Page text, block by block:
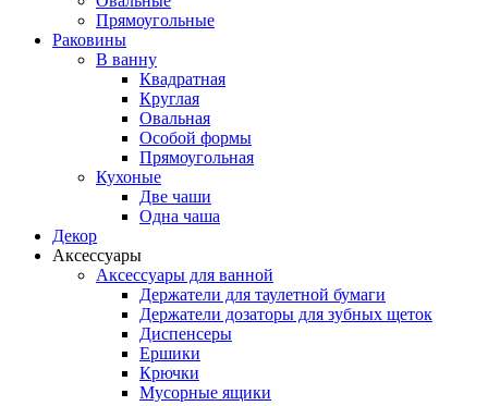
Прямоугольные
Раковины
В ванну
Квадратная
Круглая
Овальная
Особой формы
Прямоугольная
Кухоные
Две чаши
Одна чаша
Декор
Аксессуары
Аксессуары для ванной
Держатели для таулетной бумаги
Держатели дозаторы для зубных щеток
Диспенсеры
Ершики
Крючки
Мусорные ящики